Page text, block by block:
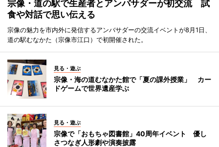
宗像・道の駅で生産者とアンバサダーが初交流 試
食や対話で思い伝える
宗像の魅力を市内外に発信するアンバサダーの交流イベントが8月1日、
道の駅むなかた（宗像市江口）で初開催された。
見る・遊ぶ
宗像・海の道むなかた館で「夏の課外授業」 カー
ドゲームで世界遺産学ぶ
見る・遊ぶ
宗像で「おもちゃ図書館」40周年イベント 優し
さつなぎ人形劇や演奏披露